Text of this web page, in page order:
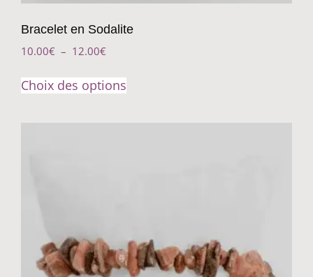
Bracelet en Sodalite
10.00€ – 12.00€
Choix des options